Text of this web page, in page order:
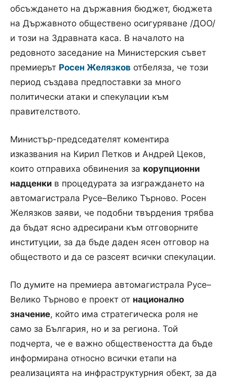
обсъждането на държавния бюджет, бюджета
на Държавното обществено осигуряване /ДОО/
и този на Здравната каса. В началото на
редовното заседание на Министерския съвет
премиерът Росен Желязков отбеляза, че този
период създава предпоставки за много
политически атаки и спекулации към
правителството.
Министър-председателят коментира
изказвания на Кирил Петков и Андрей Цеков,
които отправиха обвинения за корупционни
надценки в процедурата за изграждането на
автомагистрала Русе–Велико Търново. Росен
Желязков заяви, че подобни твърдения трябва
да бъдат ясно адресирани към отговорните
институции, за да бъде даден ясен отговор на
обществото и да се разсеят всички спекулации.
По думите на премиера автомагистрала Русе–
Велико Търново е проект от национално
значение, който има стратегическа роля не
само за България, но и за региона. Той
подчерта, че е важно обществеността да бъде
информирана относно всички етапи на
реализацията на инфраструктурния обект, за да